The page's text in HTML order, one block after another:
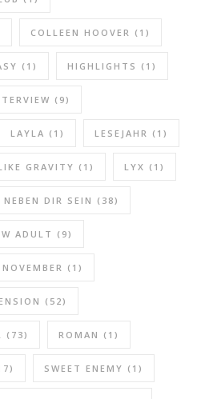
COLLEEN HOOVER (1)
(1) HIGHLIGHTS (1)
(9)
LAYLA (1) LESEJAHR (1)
GRAVITY (1) LYX (1)
NEBEN DIR SEIN (38)
ADULT (9)
NOVEMBER (1)
(52)
(73) ROMAN (1)
SWEET ENEMY (1)